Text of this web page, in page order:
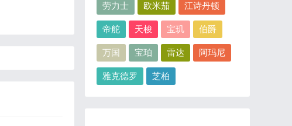
劳力士 欧米茄 江诗丹顿
帝舵 天梭 宝玑 伯爵
万国 宝珀 雷达 阿玛尼
雅克德罗 芝柏